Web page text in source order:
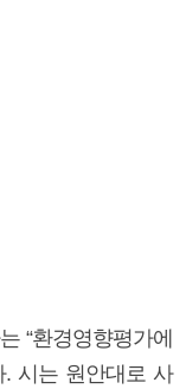
“환경영향평가에
시는 원안대로 사